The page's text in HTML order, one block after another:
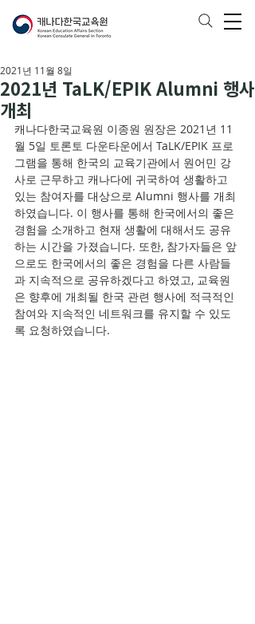
2021년 TaLK/EPIK Alumni 행사
개최
2021년 11월 8일
캐나다한국교육원 이종원 원장은 2021년 11
월 5일 토론토 다운타운에서 TaLK/EPIK 프로
그램을 통해 한국의 교육기관에서 원어민 강
사로 근무하고 캐나다에 귀국하여 생활하고
있는 참여자를 대상으로 Alumni 행사를 개최
하였습니다. 이 행사를 통해 한국에서의 좋은
경험을 소개하고 현재 생활에 대해서도 공유
하는 시간을 가졌습니다. 또한, 참가자들은 앞
으로도 한국에서의 좋은 경험을 다른 사람들
과 지속적으로 공유하겠다고 하였고, 교육원
은 향후에 개최될 한국 관련 행사에 적극적인
참여와 지속적인 네트워크를 유지할 수 있도
록 요청하였습니다.